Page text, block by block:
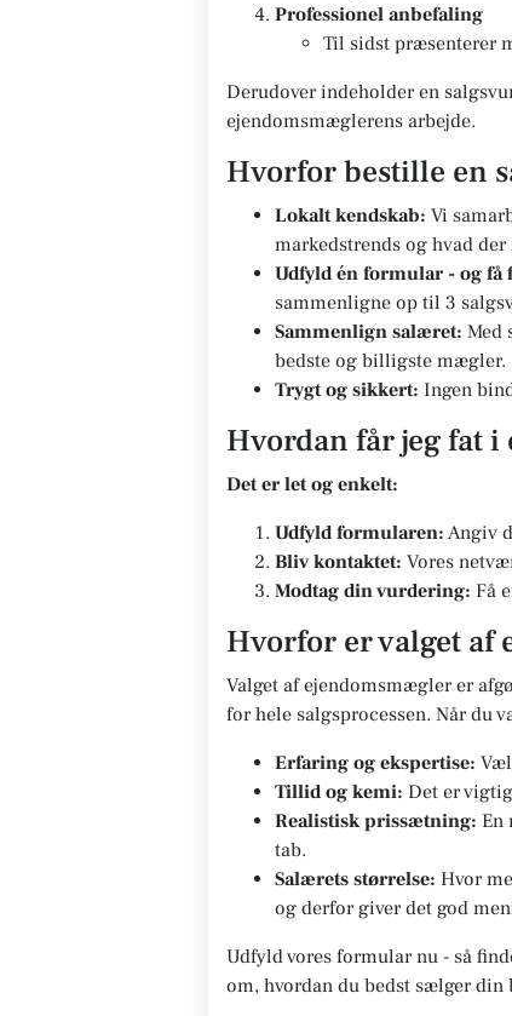
Professionel anbefaling
Til sidst præsenterer
Derudover indeholder en
ejendomsmæglerens arbejde.
Hvorfor bestille en
Lokalt kendskab: Vi
markedstrends og hvad
Udfyld én formular - og få
sammenligne op til 3
Sammenlign salæret: Med
bedste og billigste mægler.
Trygt og sikkert: Ingen
Hvordan får jeg fat i
Det er let og enkelt:
Udfyld formularen: Angiv
Bliv kontaktet: Vores
Modtag din vurdering: Få
Hvorfor er valget af
Valget af ejendomsmægler er
for hele salgsprocessen. Når du
Erfaring og ekspertise:
Tillid og kemi: Det er
Realistisk prissætning: En
tab.
Salærets størrelse: Hvor
og derfor giver det god
Udfyld vores formular nu - så
om, hvordan du bedst sælger din